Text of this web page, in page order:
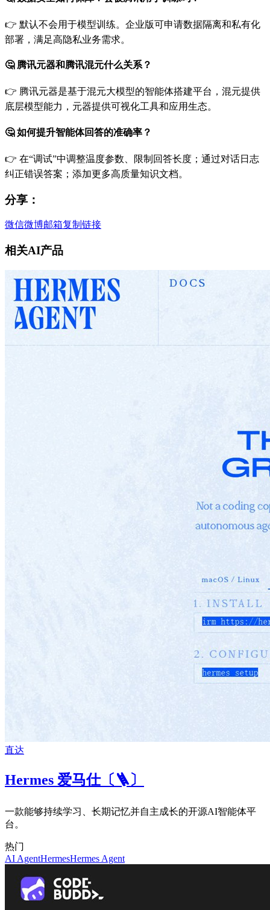
👉 默认不会用于模型训练。企业版可申请数据隔离和私有化
部署，满足高隐私业务需求。
🤔 腾讯元器和腾讯混元什么关系？
👉 腾讯元器是基于混元大模型的智能体搭建平台，混元提供
底层模型能力，元器提供可视化工具和应用生态。
🤔 如何提升智能体回答的准确率？
👉 在“调试”中调整温度参数、限制回答长度；通过对话日志
纠正错误答案；添加更多高质量知识文档。
分享：
微信微博邮箱复制链接
相关AI产品
直达
Hermes 爱马仕〔🪜〕
一款能够持续学习、长期记忆并自主成长的开源AI智能体平
台。
热门
AI AgentHermesHermes Agent